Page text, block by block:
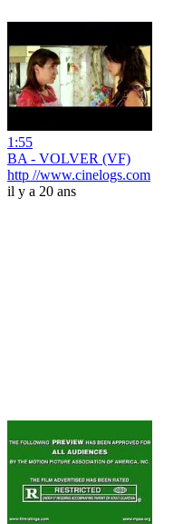
1:55
BA - VOLVER (VF)
http //www.cinelogs.com
il y a 20 ans